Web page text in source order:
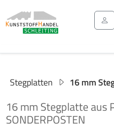
Stegplatten 16 mm
16 mm Stegplatte aus
SONDERPOSTEN